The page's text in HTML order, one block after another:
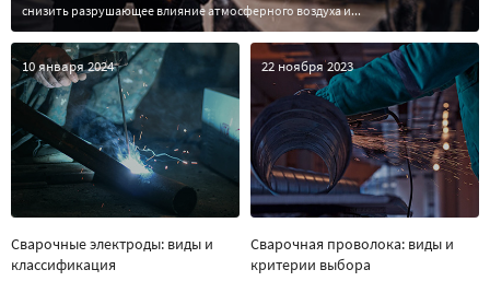
снизить разрушающее влияние атмосферного воздуха и...
10 января 2024
Сварочные электроды: виды и
классификация
22 ноября 2023
Сварочная проволока: виды и
критерии выбора